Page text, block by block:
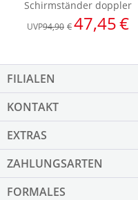
FILIALEN
KONTAKT
EXTRAS
ZAHLUNGSARTEN
FORMALES